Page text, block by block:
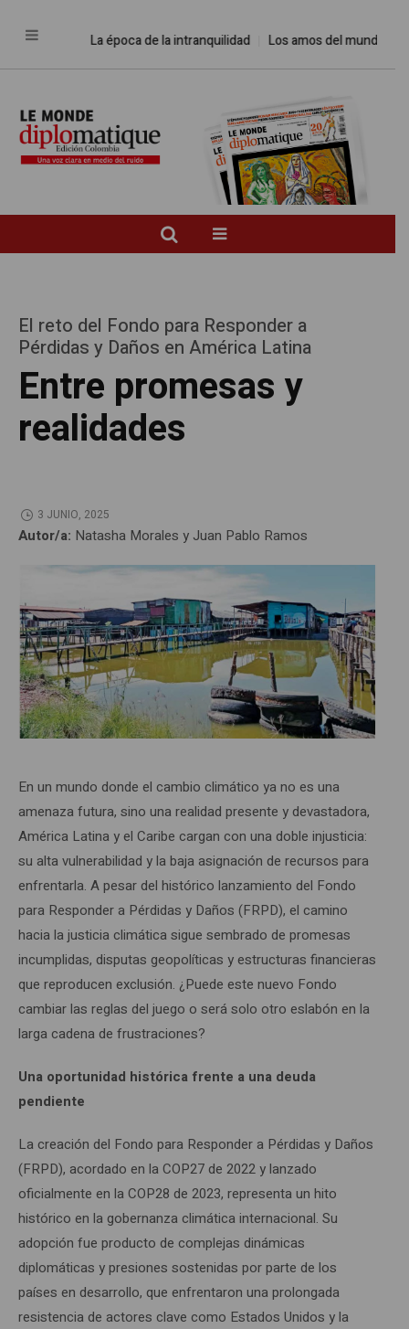
La época de la intranquilidad Los amos del mundo
El reto del Fondo para Responder a
Pérdidas y Daños en América Latina
Entre promesas y
realidades
3 JUNIO, 2025
Autor/a: Natasha Morales y Juan Pablo Ramos
En un mundo donde el cambio climático ya no es una
amenaza futura, sino una realidad presente y devastadora,
América Latina y el Caribe cargan con una doble injusticia:
su alta vulnerabilidad y la baja asignación de recursos para
enfrentarla. A pesar del histórico lanzamiento del Fondo
para Responder a Pérdidas y Daños (FRPD), el camino
hacia la justicia climática sigue sembrado de promesas
incumplidas, disputas geopolíticas y estructuras financieras
que reproducen exclusión. ¿Puede este nuevo Fondo
cambiar las reglas del juego o será solo otro eslabón en la
larga cadena de frustraciones?
Una oportunidad histórica frente a una deuda
pendiente
La creación del Fondo para Responder a Pérdidas y Daños
(FRPD), acordado en la COP27 de 2022 y lanzado
oficialmente en la COP28 de 2023, representa un hito
histórico en la gobernanza climática internacional. Su
adopción fue producto de complejas dinámicas
diplomáticas y presiones sostenidas por parte de los
países en desarrollo, que enfrentaron una prolongada
resistencia de actores clave como Estados Unidos y la